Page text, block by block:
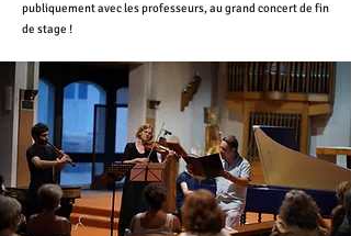
publiquement avec les professeurs, au grand concert de fin
de stage !